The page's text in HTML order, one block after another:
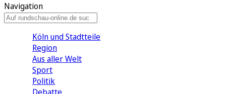
Navigation
Köln und Stadtteile
Region
Aus aller Welt
Sport
Politik